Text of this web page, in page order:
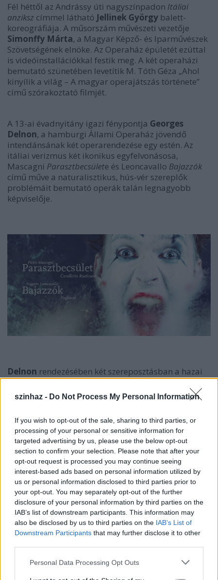
szinhaz - Do Not Process My Personal Information
If you wish to opt-out of the sale, sharing to third parties, or
processing of your personal or sensitive information for
targeted advertising by us, please use the below opt-out
section to confirm your selection. Please note that after your
opt-out request is processed you may continue seeing
interest-based ads based on personal information utilized by
us or personal information disclosed to third parties prior to
your opt-out. You may separately opt-out of the further
disclosure of your personal information by third parties on the
IAB’s list of downstream participants. This information may
also be disclosed by us to third parties on the IAB’s List of
Downstream Participants that may further disclose it to other
Please note that this website/app uses one or more Google
Personal Data Processing Opt Outs
Fél héttől az Andrássy úti nagyszínpadon Itáliai
anziksz címmel látható Jellinek György balett-
koreográfiája. A műsorszám művészeti vezetője
Simonffy Márta, a Magyar Képző- és Iparművészek
Szövetségének elnöke. Az Operaház épületét ezúttal
is videóinstallációkkal festik meg. A két operaházi
bemutató szünetében levetítik M. Tóth Géza „Ahol
kinyílik a világ – A magyar operajátszás története”
című szórakoztató filmjét.
A 13-ai évadnyitány igazi fénypontja Georges
Delnon, a hamburgi Állami Operaház jövendő
intendánsának két operarendezése egy estén. Az
itáliai verizmus két ikonikus egyfelvonásosa,
Mascagni Parasztbecsülete és Leoncavallo Bajazzók
című műve a naturalisztikus, hús-vér szereplők
problémáit bemutató operák talán legnagyobb
képviselője.
Delnon rendezésében két szereposztásban a hazai
operaélet nagyjai vonulnak fel:Komlósi Ildikó,
Lukács Gyönyi, Alexandru Agachemellett három
világjáró művész lép színpadra
Kamen Chanev,
személyében. A Bajazzók Nedda szerepébenRost
AndreátésPasztircsák Polinátláthatja a
közönség. A világszerte sikeres dirigens, az Opera
együttesének, a Budapesti Filharmóniai Társaság
Zenekarának elnök-karnagya,Pinchas Steinberg
első premierjét vezényli az Operaházban. A
bemutatót rögzíti a Duna Televízió és a Bartók
Rádió, a rendezvénytdr. Hassay Zsófia , Terézváros
polgármestere ésÓkovács Szilveszterfőigazgató is
köszönti.
A tenorcímű operával nyit az Erkel Színház,